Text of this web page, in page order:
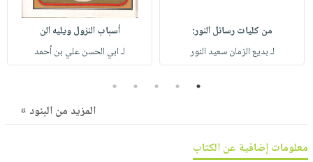
أطفال
مناسبات
أسئلة
يتكرر
طرحها
وفرات
انشر
التسوقمن كليات رسائل النور:
لـ بديع الزمان سعيد النور
أسباب النزول ويليه الن
لـ ابي الحسن علي بن أحمد
1
2
3
4
5
المزيد من البنود »
معلومات إضافية عن الكتاب